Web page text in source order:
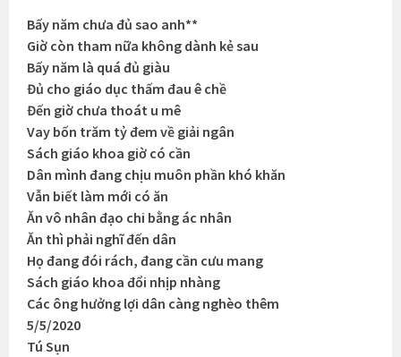
Bấy năm chưa đủ sao anh**
Giờ còn tham nữa không dành kẻ sau
Bấy năm là quá đủ giàu
Đủ cho giáo dục thấm đau ê chề
Đến giờ chưa thoát u mê
Vay bốn trăm tỷ đem về giải ngân
Sách giáo khoa giờ có cần
Dân mình đang chịu muôn phần khó khăn
Vẫn biết làm mới có ăn
Ăn vô nhân đạo chi bằng ác nhân
Ăn thì phải nghĩ đến dân
Họ đang đói rách, đang cần cưu mang
Sách giáo khoa đổi nhịp nhàng
Các ông hưởng lợi dân càng nghèo thêm
5/5/2020
Tú Sụn